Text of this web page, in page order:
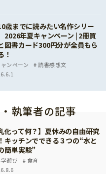
10歳までに読みたい名作シリー
2026年夏キャンペーン | 2冊買
図書カード300円分が全員もら
！
ンペーン
読書感想文
執筆者の記事
乳化って何？】夏休みの自由研究
キッチンでできる３つの“水と
簡単実験”
遊び
食育